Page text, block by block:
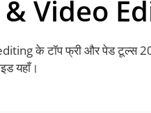
Video
के टॉप फ्री और पेड टूल्स
यहाँ।